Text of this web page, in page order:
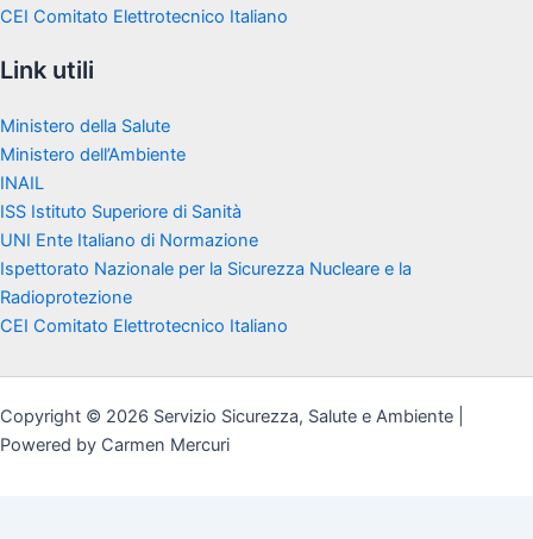
CEI Comitato Elettrotecnico Italiano
Link utili
Ministero della Salute
Ministero dell’Ambiente
INAIL
ISS Istituto Superiore di Sanità
UNI Ente Italiano di Normazione
Ispettorato Nazionale per la Sicurezza Nucleare e la
Radioprotezione
CEI Comitato Elettrotecnico Italiano
Copyright © 2026 Servizio Sicurezza, Salute e Ambiente |
Powered by Carmen Mercuri